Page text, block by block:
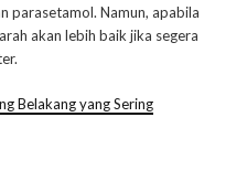
parasetamol. Namun, apabila
akan lebih baik jika segera
Belakang yang Sering